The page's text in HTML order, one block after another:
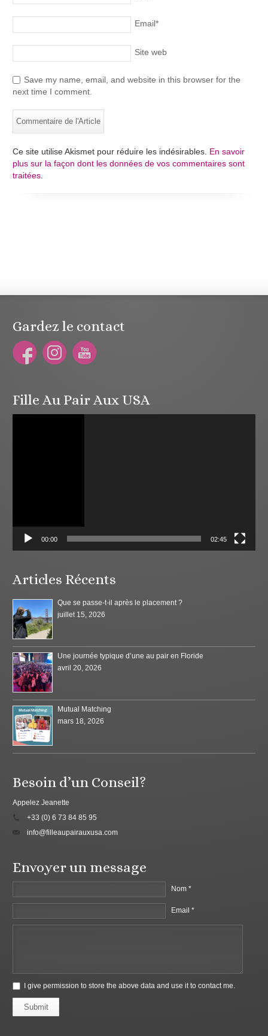
Email*
Site web
Save my name, email, and website in this browser for the
next time I comment.
Ce site utilise Akismet pour réduire les indésirables. En savoir
plus sur la façon dont les données de vos commentaires sont
traitées
Gardez le contact
Fille Au Pair Aux USA
00:00 02:45
Articles Récents
Que se passe-t-il après le placement ?
juillet 15, 2026
Une journée typique d’une au pair en Floride
avril 20, 2026
Mutual Matching
mars 18, 2026
Besoin d’un Conseil?
Appelez Jeanette
+33 (0) 6 73 84 85 95
info@filleaupairauxusa.com
Envoyer un message
Nom *
Email *
I give permission to store the above data and use it to contact me.
Submit